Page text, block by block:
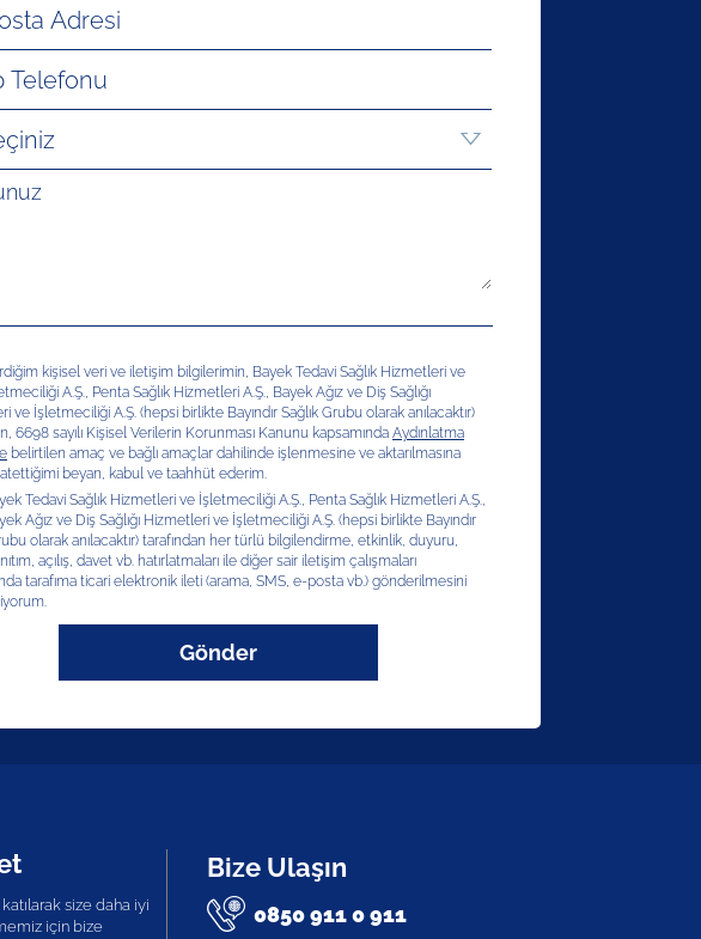
kişisel veri ve iletişim bilgilerimin, Bayek Tedavi Sağlık Hizmetleri ve
A.Ş., Penta Sağlık Hizmetleri A.Ş., Bayek Ağız ve Diş Sağlığı
ve İşletmeciliği A.Ş. (hepsi birlikte Bayındır Sağlık Grubu olarak anılacaktır)
6698 sayılı Kişisel Verilerin Korunması Kanunu kapsamında Aydınlatma
belirtilen amaç ve bağlı amaçlar dahilinde işlenmesine ve aktarılmasına
beyan, kabul ve taahhüt ederim.
Tedavi Sağlık Hizmetleri ve İşletmeciliği A.Ş., Penta Sağlık Hizmetleri A.Ş.,
Ağız ve Diş Sağlığı Hizmetleri ve İşletmeciliği A.Ş. (hepsi birlikte Bayındır
olarak anılacaktır) tarafından her türlü bilgilendirme, etkinlik, duyuru,
açılış, davet vb. hatırlatmaları ile diğer sair iletişim çalışmaları
tarafıma ticari elektronik ileti (arama, SMS, e-posta vb.) gönderilmesini
Gönder
size daha iyi
için bize
Bize Ulaşın
0850 911 0 911